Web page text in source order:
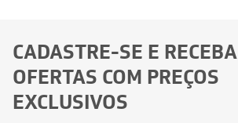
CADASTRE-SE E RECEBA
OFERTAS COM PREÇOS
EXCLUSIVOS